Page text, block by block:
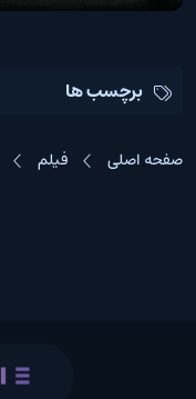
برچسب ها
صفحه اصلی فیلم